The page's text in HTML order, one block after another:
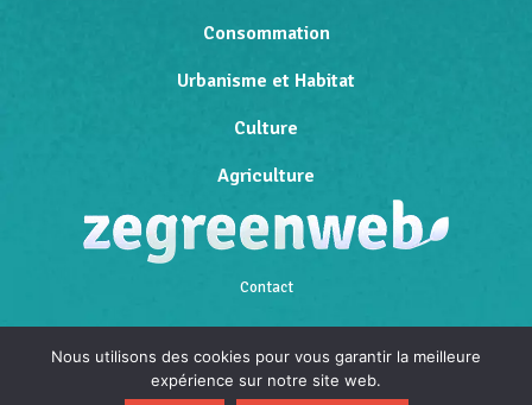
Consommation
Urbanisme et Habitat
Culture
Agriculture
Contact
Mentions légales
Nous utilisons des cookies pour vous garantir la meilleure
expérience sur notre site web.